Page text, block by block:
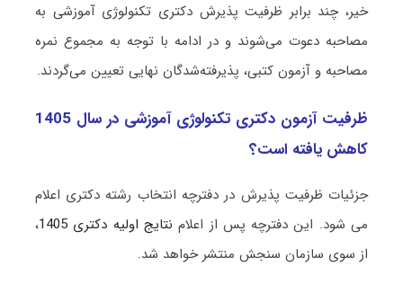
خیر، چند برابر ظرفیت پذیرش دکتری تکنولوژی آموزشی به
مصاحبه دعوت می‌شوند و در ادامه با توجه به مجموع نمره
مصاحبه و آزمون کتبی، پذیرفته‌شدگان نهایی تعیین می‌گردند.
ظرفیت آزمون دکتری تکنولوژی آموزشی در سال 1405
کاهش یافته است؟
جزئیات ظرفیت پذیرش در دفترچه انتخاب رشته دکتری اعلام
می شود. این دفترچه پس از اعلام نتایج اولیه دکتری 1405
،
از سوی سازمان سنجش منتشر خواهد شد.